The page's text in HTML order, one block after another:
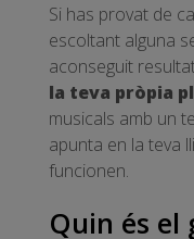
Si has provat de
escoltant alguna
aconseguit
la teva pròpia
musicals amb un
apunta en la teva
funcionen.
Quin és el